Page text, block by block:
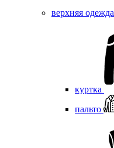
верхняя одежда
куртка
пальто